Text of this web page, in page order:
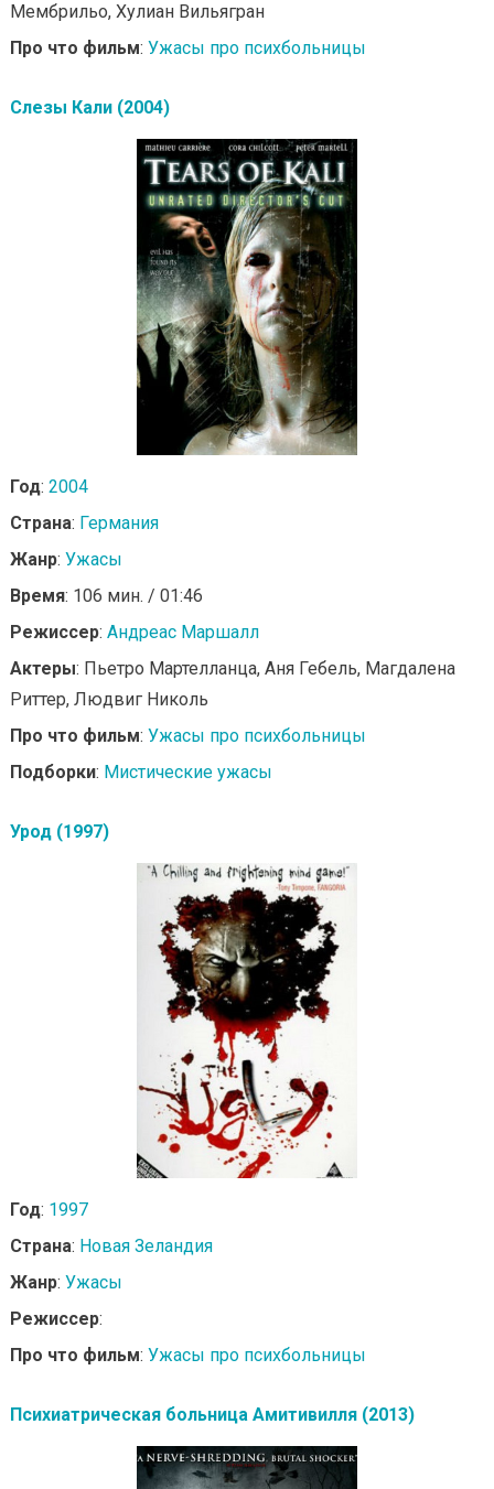
Мембрильо, Хулиан Вильягран
Про что фильм: Ужасы про психбольницы
Слезы Кали (2004)
Год: 2004
Страна: Германия
Жанр: Ужасы
Время: 106 мин. / 01:46
Режиссер: Андреас Маршалл
Актеры: Пьетро Мартелланца, Аня Гебель, Магдалена
Риттер, Людвиг Николь
Про что фильм: Ужасы про психбольницы
Подборки: Мистические ужасы
Урод (1997)
Год: 1997
Страна: Новая Зеландия
Жанр: Ужасы
Режиссер:
Про что фильм: Ужасы про психбольницы
Психиатрическая больница Амитивилля (2013)